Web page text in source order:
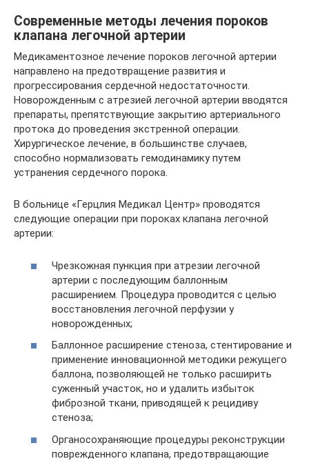
Современные методы лечения пороков
клапана легочной артерии
Медикаментозное лечение пороков легочной артерии
направлено на предотвращение развития и
прогрессирования сердечной недостаточности.
Новорожденным с атрезией легочной артерии вводятся
препараты, препятствующие закрытию артериального
протока до проведения экстренной операции.
Хирургическое лечение, в большинстве случаев,
способно нормализовать гемодинамику путем
устранения сердечного порока.
В больнице «Герцлия Медикал Центр» проводятся
следующие операции при пороках клапана легочной
артерии:
Чрезкожная пункция при атрезии легочной
артерии с последующим баллонным
расширением. Процедура проводится с целью
восстановления легочной перфузии у
новорожденных;
Баллонное расширение стеноза, стентирование и
применение инновационной методики режущего
баллона, позволяющей не только расширить
суженный участок, но и удалить избыток
фиброзной ткани, приводящей к рецидиву
стеноза;
Органосохраняющие процедуры реконструкции
поврежденного клапана, предотвращающие